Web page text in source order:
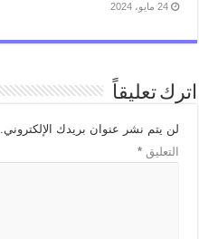
24 مايو، 2024
اترك تعليقاً
لن يتم نشر عنوان بريدك الإلكتروني.
التعليق*